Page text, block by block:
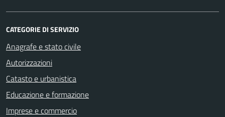
CATEGORIE DI SERVIZIO
Anagrafe e stato civile
Autorizzazioni
Catasto e urbanistica
Educazione e formazione
Imprese e commercio